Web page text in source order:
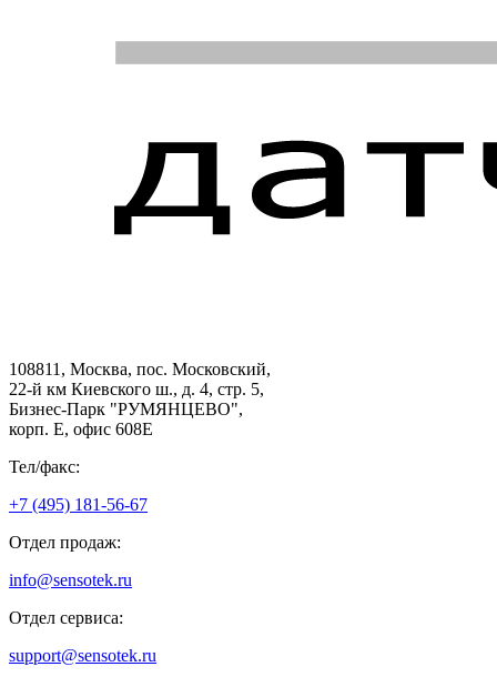
108811, Москва, пос. Московский,
22-й км Киевского ш., д. 4, стр. 5,
Бизнес-Парк "РУМЯНЦЕВО",
корп. Е, офис 608E
Тел/факс:
+7 (495) 181-56-67
Отдел продаж:
info@sensotek.ru
Отдел сервиса:
support@sensotek.ru